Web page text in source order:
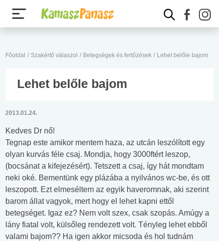
Főoldal / Szakértő válaszol / Betegségek és fertőzések / Lehet belőle bajom
Lehet belőle bajom
2013.01.24.
Kedves Dr nő!
Tegnap este amikor mentem haza, az utcán leszólított egy
olyan kurvás féle csaj. Mondja, hogy 3000ftért leszop,
(bocsánat a kifejezésért). Tetszett a csaj, így hát mondtam
neki oké. Bementünk egy plázába a nyilvános wc-be, és ott
leszopott. Ezt elmeséltem az egyik haveromnak, aki szerint
barom állat vagyok, mert hogy el lehet kapni ettől
betegséget. Igaz ez? Nem volt szex, csak szopás. Amúgy a
lány fiatal volt, külsőleg rendezett volt. Tényleg lehet ebből
valami bajom?? Ha igen akkor micsoda és hol tudnám